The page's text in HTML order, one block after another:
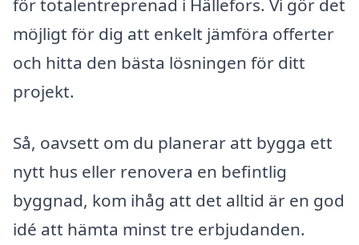
för totalentreprenad i Hällefors. Vi gör det
möjligt för dig att enkelt jämföra offerter
och hitta den bästa lösningen för ditt
projekt.
Så, oavsett om du planerar att bygga ett
nytt hus eller renovera en befintlig
byggnad, kom ihåg att det alltid är en god
idé att hämta minst tre erbjudanden.